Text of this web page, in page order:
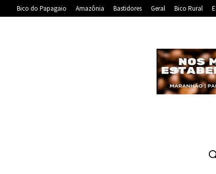
Bico do Papagaio Amazônia Bastidores Geral Bico Rural